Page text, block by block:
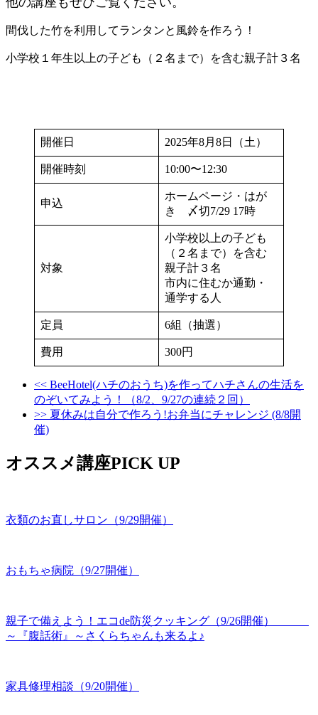
間伐した竹を利用してランタンと風鈴を作ろう！
小学校１年生以上の子ども（２名まで）を含む親子計３名
開催日 2025年8月8日（土）
開催時刻 10:00〜12:30
申込
ホームページ・はが
き 〆切7/29 17時
対象
小学校以上の子ども
（２名まで）を含む
親子計３名
市内に住むか通勤・
通学する人
定員 6組（抽選）
費用 300円
<< BeeHotel(ハチのおうち)を作ってハチさんの生活を
のぞいてみよう！（8/2、9/27の連続２回）
>> 夏休みは自分で作ろう!お弁当にチャレンジ (8/8開
催)
オススメ講座PICK UP
衣類のお直しサロン（9/29開催）
おもちゃ病院（9/27開催）
親子で備えよう！エコde防災クッキング（9/26開催）
～『腹話術』～さくらちゃんも来るよ♪
家具修理相談（9/20開催）